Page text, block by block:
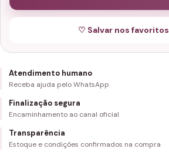
♡ Salvar nos favoritos
Atendimento humano
Receba ajuda pelo WhatsApp
Finalização segura
Encaminhamento ao canal oficial
Transparência
Estoque e condições confirmados na compra